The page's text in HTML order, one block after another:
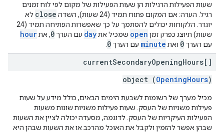
שעות הפעילות הרגילות הן שעות הפעילות של מקום לפי לוח זמנים
רגיל. הערה: אם המקום פתוח תמיד (24 שעות), השדה
close לא
יוגדר. הלקוחות יכולים להסתמך על כך שאפשרות הפתיחה תמיד (24
שעות) תיוצג כפרק זמן open שמכיל אתday עם הערך 0, אתhour
עם הערך 0 ואת minute עם הערך 0
currentSecondaryOpeningHours[]
object (OpeningHours)
מכיל מערך של רשומות לשבעת הימים הבאים, כולל מידע על שעות
פעילות משניות של העסק. שעות פעילות משניות שונות משעות
הפעילות העיקריות של העסק. לדוגמה, מסעדה יכולה לציין את השעות
שבהן אפשר להזמין ולקבל את האוכל מהרכב או את השעות שבהן היא